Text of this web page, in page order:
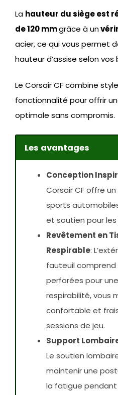
La hauteur du siège est
de 120 mmgrâce à un
acier, ce qui vous permet
hauteur d’assise selon vos
Le Corsair CF combine
fonctionnalité pour offrir
optimale sans compromis.
Les avantages
Conception
Corsair CF offre
sports
et soutien pour les
Revêtement en
Respirable:
fauteuil
perforées pour
respirabilité, vous
confortable et
sessions de jeu.
Support
Le soutien
maintenir une
la fatigue pendant